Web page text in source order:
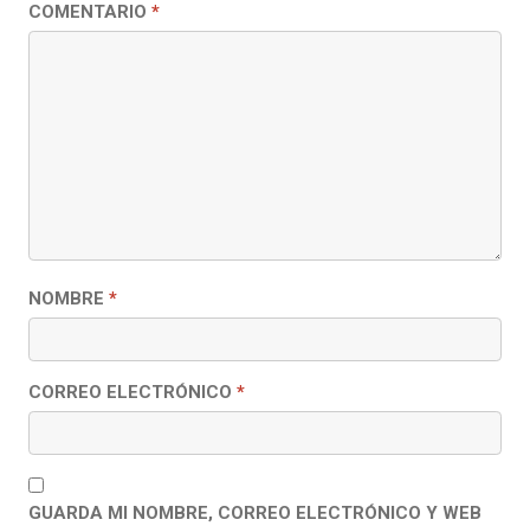
COMENTARIO *
NOMBRE *
CORREO ELECTRÓNICO *
GUARDA MI NOMBRE, CORREO ELECTRÓNICO Y WEB